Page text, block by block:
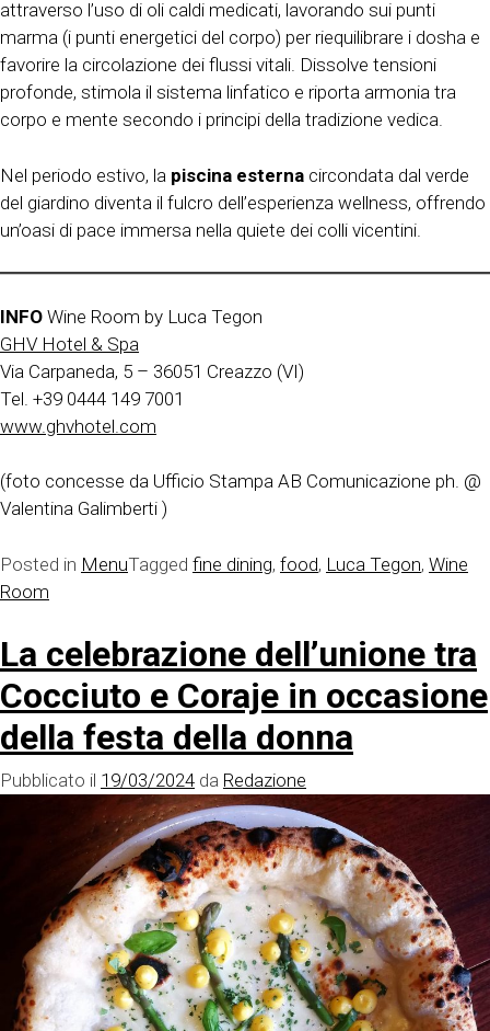
attraverso l’uso di oli caldi medicati, lavorando sui punti
marma (i punti energetici del corpo) per riequilibrare i dosha e
favorire la circolazione dei flussi vitali. Dissolve tensioni
profonde, stimola il sistema linfatico e riporta armonia tra
corpo e mente secondo i principi della tradizione vedica.
Nel periodo estivo, la piscina esterna circondata dal verde
del giardino diventa il fulcro dell’esperienza wellness, offrendo
un’oasi di pace immersa nella quiete dei colli vicentini.
INFO Wine Room by Luca Tegon
GHV Hotel & Spa
Via Carpaneda, 5 – 36051 Creazzo (VI)
Tel. +39 0444 149 7001
www.ghvhotel.com
(foto concesse da Ufficio Stampa AB Comunicazione ph. @
Valentina Galimberti )
Posted in MenuTagged fine dining, food, Luca Tegon, Wine
Room
La celebrazione dell’unione tra
Cocciuto e Coraje in occasione
della festa della donna
Pubblicato il 19/03/2024 da Redazione